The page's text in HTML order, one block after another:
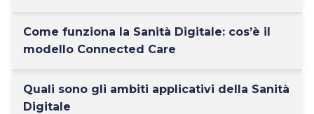
Come funziona la Sanità Digitale: cos’è il
modello Connected Care
Quali sono gli ambiti applicativi della Sanità
Digitale